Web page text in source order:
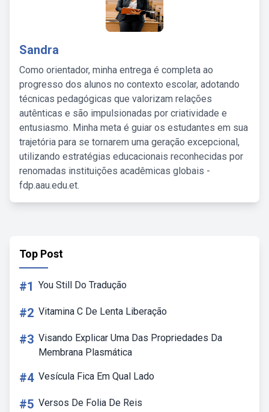
Sandra
Como orientador, minha entrega é completa ao
progresso dos alunos no contexto escolar, adotando
técnicas pedagógicas que valorizam relações
autênticas e são impulsionadas por criatividade e
entusiasmo. Minha meta é guiar os estudantes em sua
trajetória para se tornarem uma geração excepcional,
utilizando estratégias educacionais reconhecidas por
renomadas instituições acadêmicas globais -
fdp.aau.edu.et.
Top Post
#1 You Still Do Tradução
#2 Vitamina C De Lenta Liberação
#3 Visando Explicar Uma Das Propriedades Da
Membrana Plasmática
#4 Vesícula Fica Em Qual Lado
#5 Versos De Folia De Reis